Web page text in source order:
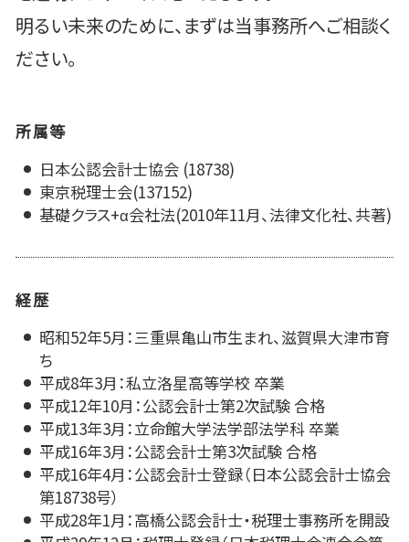
明るい未来のために、まずは当事務所へご相談く
ださい。
所属等
日本公認会計士協会 (18738)
東京税理士会(137152)
基礎クラス+α会社法(2010年11月、法律文化社、共著)
経歴
昭和52年5月：三重県亀山市生まれ、滋賀県大津市育
ち
平成8年3月：私立洛星高等学校 卒業
平成12年10月：公認会計士第2次試験 合格
平成13年3月：立命館大学法学部法学科 卒業
平成16年3月：公認会計士第3次試験 合格
平成16年4月：公認会計士登録（日本公認会計士協会
第18738号）
平成28年1月：高橋公認会計士・税理士事務所を開設